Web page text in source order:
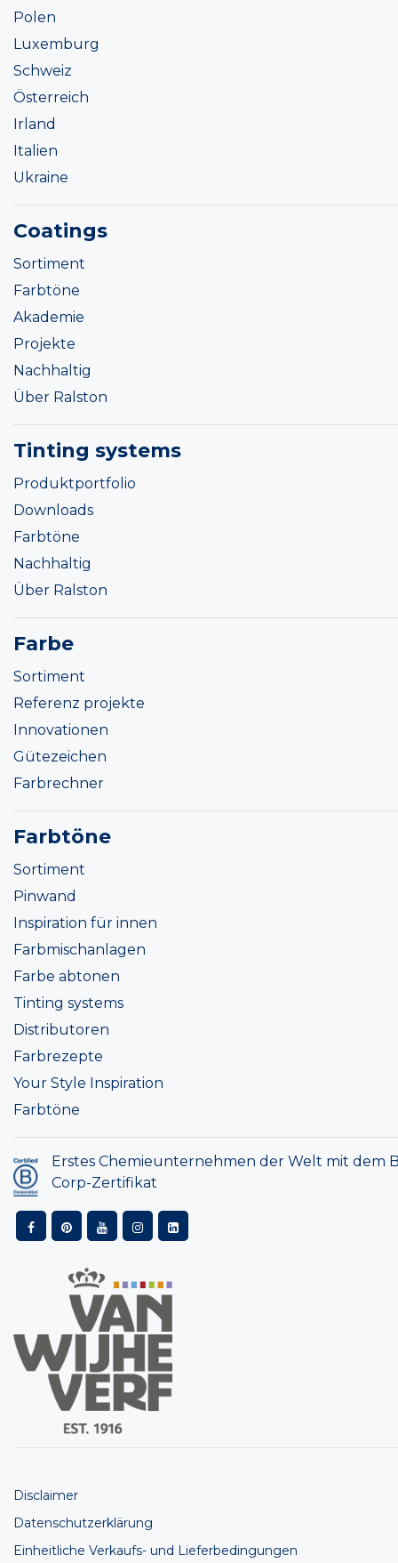
Polen
Luxemburg
Schweiz
Österreich
Irland
Italien
Ukraine
Coatings
Sortiment
Farbtöne
Akademie
Projekte
Nachhaltig
Über Ralston
Tinting systems
Produktportfolio
Downloads
Farbtöne
Nachhaltig
Über Ralston
Farbe
Sortiment
Referenz projekte
Innovationen
Gütezeichen
Farbrechner
Farbtöne
Sortiment
Pinwand
Inspiration für innen
Farbmischanlagen
Farbe abtonen
Tinting systems
Distributoren
Farbrezepte
Your Style Inspiration
Farbtöne
Erstes Chemieunternehmen der Welt mit dem
Corp-Zertifikat
Disclaimer
Datenschutzerklärung
Einheitliche Verkaufs- und Lieferbedingungen